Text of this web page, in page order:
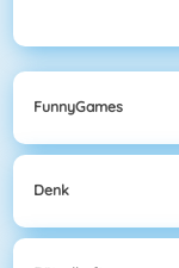
FunnyGames
Denk